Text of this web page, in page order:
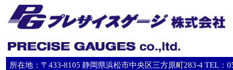
所在地：〒433-8105 静岡県浜松市中央区三方原町283-4 TEL：